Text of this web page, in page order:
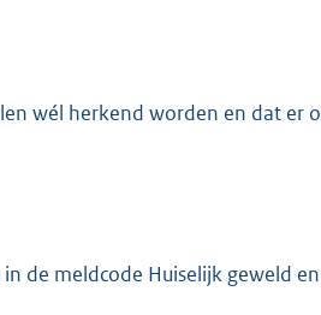
wél herkend worden en dat er
de meldcode Huiselijk geweld en